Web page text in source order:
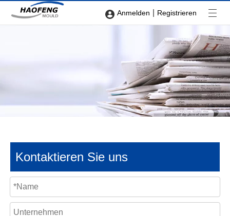
Anmelden Registrieren
Kontaktieren Sie uns